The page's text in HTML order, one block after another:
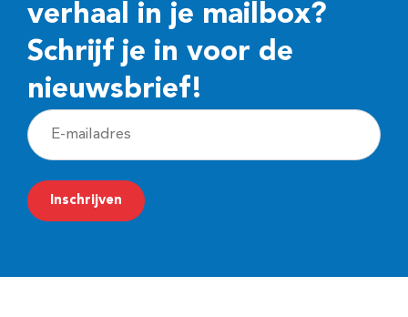
verhaal in je mailbox?
Schrijf je in voor de
nieuwsbrief!
E
-
m
a
Inschrijven